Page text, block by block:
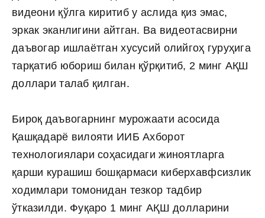
видеони қўлга киритиб у аслида қиз эмас,
эркак эканлигини айтган. Ва видеотасвирни
даъвогар ишлаётган хусусий олийгоҳ гуруҳига
тарқатиб юбориш билан қўрқитиб, 2 минг АҚШ
доллари талаб қилган.
Бироқ даъвогарнинг мурожаати асосида
Қашқадарё вилояти ИИБ Ахборот
технологиялари соҳасидаги жиноятларга
қарши курашиш бошқармаси киберхавфсизлик
ходимлари томонидан тезкор тадбир
ўтказилди. Фуқаро 1 минг АҚШ долларини